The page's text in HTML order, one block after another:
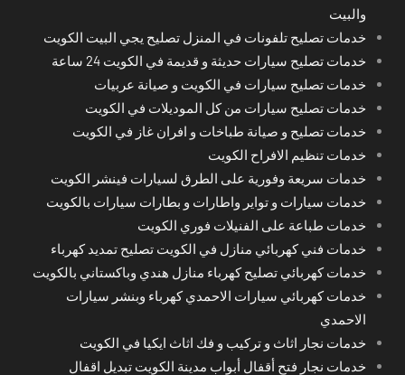
والبيت
خدمات تصليح تلفونات في المنزل تصليح يجي البيت الكويت
خدمات تصليح سيارات حديثة و قديمة في الكويت 24 ساعة
خدمات تصليح سيارات في الكويت و صيانة عربيات
خدمات تصليح سيارات من كل الموديلات في الكويت
خدمات تصليح و صيانة طباخات و افران غاز في الكويت
خدمات تنظيم الافراح الكويت
خدمات سريعة وفورية على الطرق لسيارات فينشر الكويت
خدمات سيارات و تواير واطارات و بطارات سيارات بالكويت
خدمات طباعة على الفنيلات فوري الكويت
خدمات فني كهربائي منازل في الكويت تصليح تمديد كهرباء
خدمات كهربائي تصليح كهرباء منازل هندي وباكستاني بالكويت
خدمات كهربائي سيارات الاحمدي كهرباء وبنشر سيارات
الاحمدي
خدمات نجار اثاث و تركيب و فك اثاث ايكيا في الكويت
خدمات نجار فتح أقفال أبواب مدينة الكويت تبديل اقفال